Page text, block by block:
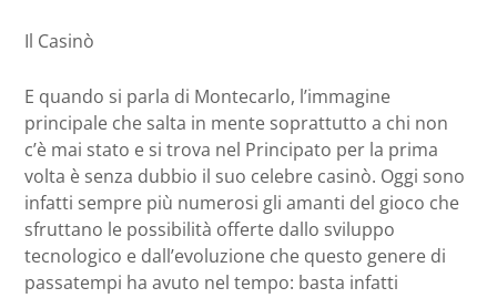
Il Casinò
E quando si parla di Montecarlo, l’immagine
principale che salta in mente soprattutto a chi non
c’è mai stato e si trova nel Principato per la prima
volta è senza dubbio il suo celebre casinò. Oggi sono
infatti sempre più numerosi gli amanti del gioco che
sfruttano le possibilità offerte dallo sviluppo
tecnologico e dall’evoluzione che questo genere di
passatempi ha avuto nel tempo: basta infatti